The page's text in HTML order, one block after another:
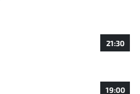
21:30
19:00